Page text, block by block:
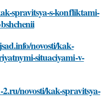
spravitsya-s-konfliktami-
novosti/kak-
situaciyami-v-
novosti/kak-spravitsya-